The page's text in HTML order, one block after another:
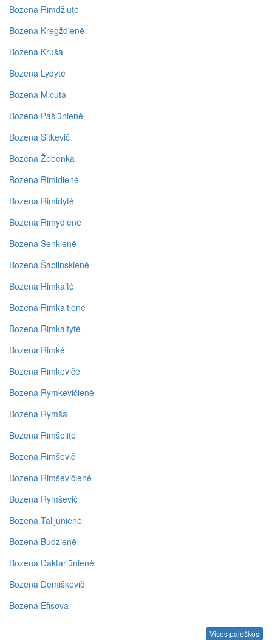
Bozena Rimdžiutė
Bozena Kregždienė
Bozena Kruša
Bozena Lydytė
Bozena Micuta
Bozena Pašiūnienė
Bozena Sitkevič
Bozena Žebenka
Bozena Rimidienė
Bozena Rimidytė
Bozena Rimydienė
Bozena Senkienė
Bozena Šablinskienė
Bozena Rimkaitė
Bozena Rimkaitienė
Bozena Rimkaitytė
Bozena Rimkė
Bozena Rimkevičė
Bozena Rymkevičienė
Bozena Rymša
Bozena Rimšelite
Bozena Rimševič
Bozena Rimševičienė
Bozena Rymševič
Bozena Talijūnienė
Bozena Budzienė
Bozena Daktariūnienė
Bozena Demiškevič
Bozena Efišova
Visos paieškos